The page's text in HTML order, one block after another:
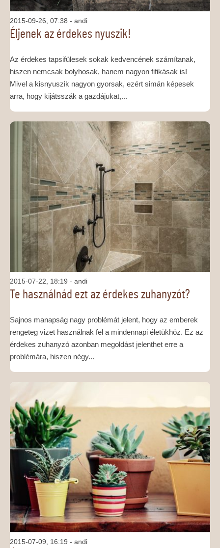
2015-09-26, 07:38 - andi
Éljenek az érdekes nyuszik!
Az érdekes tapsifülesek sokak kedvencének számítanak,
hiszen nemcsak bolyhosak, hanem nagyon fifikásak is!
Mivel a kisnyuszik nagyon gyorsak, ezért simán képesek
arra, hogy kijátsszák a gazdájukat,...
2015-07-22, 18:19 - andi
Te használnád ezt az érdekes zuhanyzót?
Sajnos manapság nagy problémát jelent, hogy az emberek
rengeteg vizet használnak fel a mindennapi életükhöz. Ez az
érdekes zuhanyzó azonban megoldást jelenthet erre a
problémára, hiszen négy...
2015-07-09, 16:19 - andi